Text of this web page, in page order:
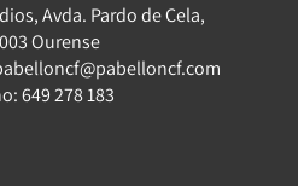
Avda. Pardo de Cela,
Ourense
649 278 183